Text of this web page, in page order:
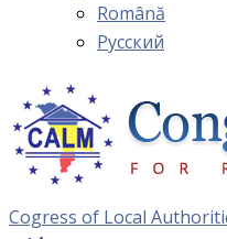
Română
Русский
Cogress of Local